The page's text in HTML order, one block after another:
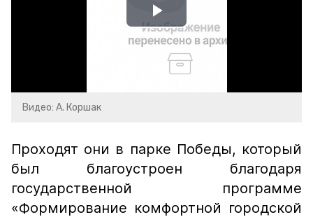
Play
Video
Видео: А. Коршак
Проходят они в парке Победы, который
был благоустроен благодаря
государственной программе
«Формирование комфортной городской